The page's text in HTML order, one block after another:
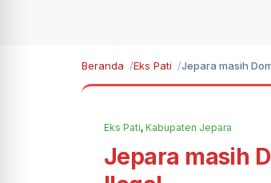
Beranda Eks Pati Jepara masih
Eks Pati, Kabupaten Jepara
Jepara masih